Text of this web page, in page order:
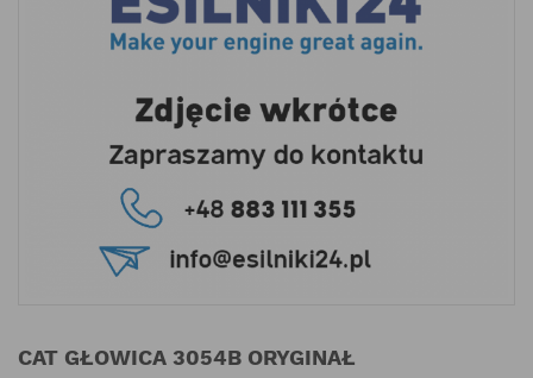
CAT GŁOWICA 3054B ORYGINAŁ